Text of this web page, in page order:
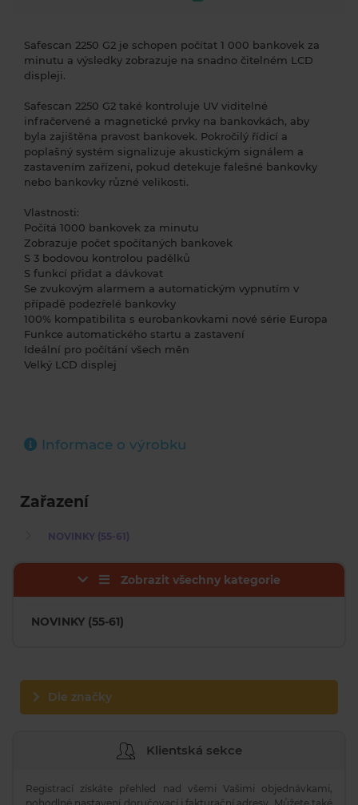
Safescan 2250 G2 je schopen počítat 1 000 bankovek za
minutu a výsledky zobrazuje na snadno čitelném LCD
displeji.
Safescan 2250 G2 také kontroluje UV viditelné
infračervené a magnetické prvky na bankovkách, aby
byla zajištěna pravost bankovek. Pokročilý řídicí a
poplašný systém signalizuje akustickým signálem a
zastavením zařízení, pokud detekuje falešné bankovky
nebo bankovky různé velikosti.
Vlastnosti:
Počítá 1000 bankovek za minutu
Zobrazuje počet spočítaných bankovek
S 3 bodovou kontrolou padělků
S funkcí přidat a dávkovat
Se zvukovým alarmem a automatickým vypnutím v
případě podezřelé bankovky
100% kompatibilita s eurobankovkami nové série Europa
Funkce automatického startu a zastavení
Ideální pro počítání všech měn
Velký LCD displej
Informace o výrobku
Zařazení
NOVINKY (55-61)
Zobrazit všechny kategorie
NOVINKY (55-61)
Dle značky
Klientská sekce
Registrací získáte přehled nad všemi Vašimi objednávkami,